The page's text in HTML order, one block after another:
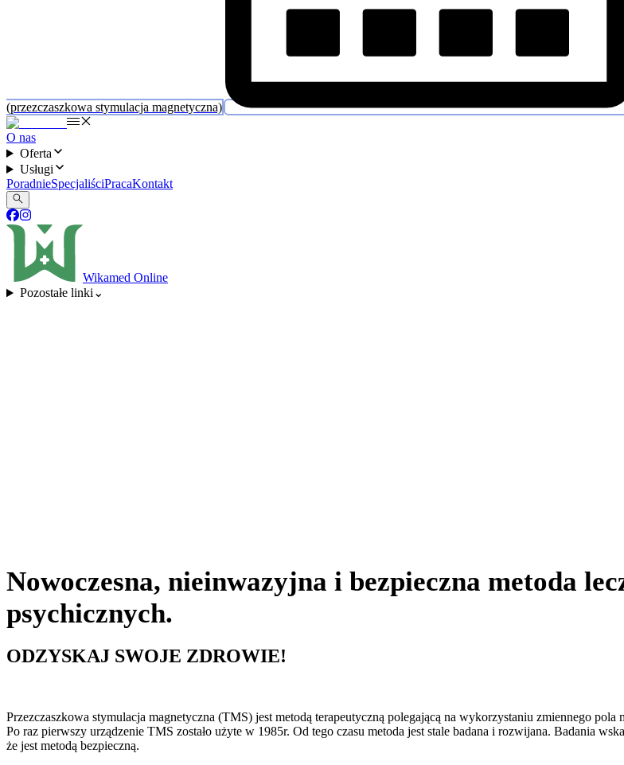
(przezczaszkowa stymulacja magnetyczna)
O nas
Oferta
Usługi
PoradnieSpecjaliściPracaKontakt
Wikamed Online
Pozostałe linki ⌄
Nowoczesna, nieinwazyjna i bezpieczna metoda
psychicznych.
ODZYSKAJ SWOJE ZDROWIE!
Przezczaszkowa stymulacja magnetyczna (TMS) jest metodą terapeutyczną polegającą na wykorzystaniu zmiennego
Po raz pierwszy urządzenie TMS zostało użyte w 1985r. Od tego czasu metoda jest stale badana i rozwijana. Badania
że jest metodą bezpieczną.